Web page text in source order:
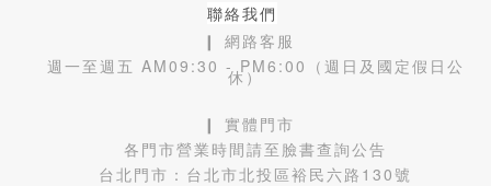
聯絡我們
❙ 網路客服
週一至週五 AM09:30 - PM6:00（週日及國定假日公
休）
❙ 實體門市
各門市營業時間請至臉書查詢公告
台北門市： 台北市北投區裕民六路130號